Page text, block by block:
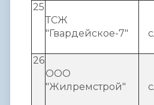
25
ТСЖ
"Гвардейское-7"
26
ООО
"Жилремстрой"